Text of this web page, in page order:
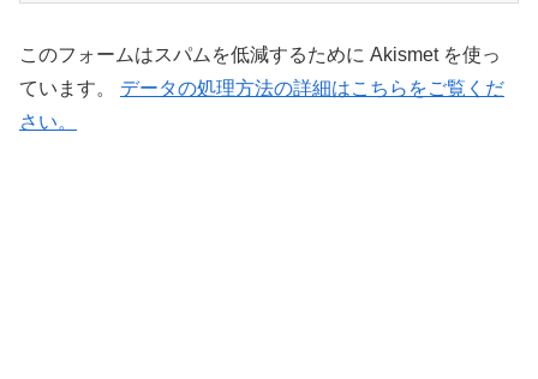
このフォームはスパムを低減するために Akismet を使っ
ています。 データの処理方法の詳細はこちらをご覧くだ
さい。